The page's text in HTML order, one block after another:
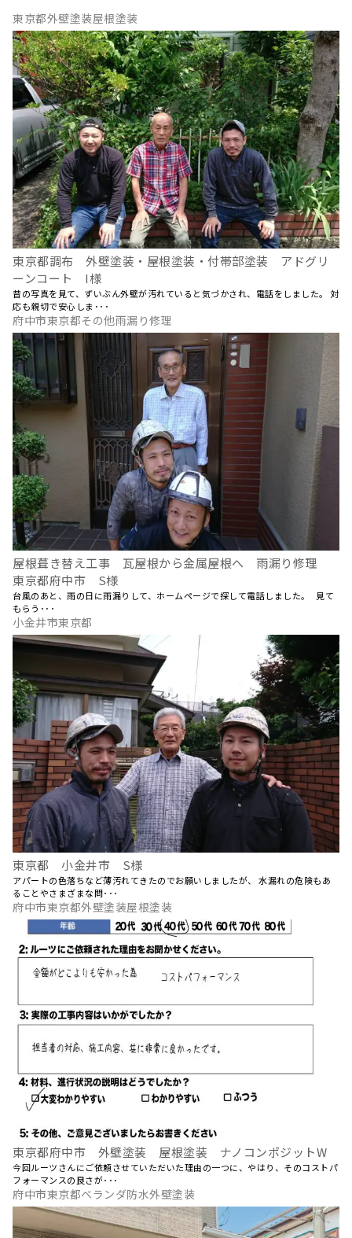
東京都外壁塗装屋根塗装
東京都調布 外壁塗装・屋根塗装・付帯部塗装 アドグリ
ーンコート I様
昔の写真を見て、ずいぶん外壁が汚れていると気づかされ、電話をしました。 対
応も親切で安心しま･･･
府中市東京都その他雨漏り修理
屋根葺き替え工事 瓦屋根から金属屋根へ 雨漏り修理
東京都府中市 S様
台風のあと、雨の日に雨漏りして、ホームページで探して電話しました。 見て
もらう･･･
小金井市東京都
東京都 小金井市 S様
アパートの色落ちなど薄汚れてきたのでお願いしましたが、 水漏れの危険もあ
ることやさまざまな問･･･
府中市東京都外壁塗装屋根塗装
東京都府中市 外壁塗装 屋根塗装 ナノコンポジットW
今回ルーツさんにご依頼させていただいた理由の一つに、やはり、そのコストパ
フォーマンスの良さが･･･
府中市東京都ベランダ防水外壁塗装